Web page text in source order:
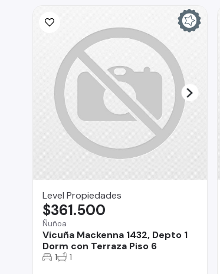
Level Propiedades
Ñuñoa
Vicuña Mackenna 1432, Depto 1
Dorm con Terraza Piso 6
$361.500
1 1